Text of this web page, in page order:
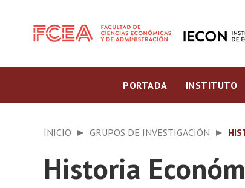
PORTADA INSTITUTO
INICIO GRUPOS DE INVESTIGACIÓN
Historia